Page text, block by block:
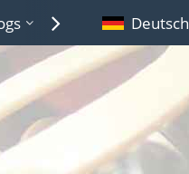
Lexikon Links
Deutsch